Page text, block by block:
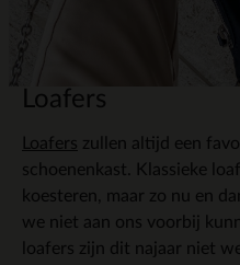
Loafers
Loafers zullen altijd een
schoenenkast. Klassieke
koesteren, maar zo nu en
we niet aan ons voorbij
loafers zijn dit najaar niet